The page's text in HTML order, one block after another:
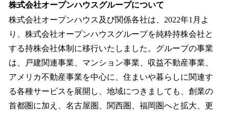
株式会社オープンハウスグループについて
株式会社オープンハウス及び関係各社は、2022年1月よ
り、株式会社オープンハウスグループを純粋持株会社と
する持株会社体制に移行いたしました。グループの事業
は、戸建関連事業、マンション事業、収益不動産事業、
アメリカ不動産事業を中心に、住まいや暮らしに関連す
る各種サービスを展開し、地域につきましても、創業の
首都圏に加え、名古屋圏、関西圏、福岡圏へと拡大、更